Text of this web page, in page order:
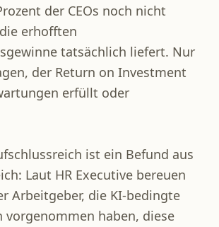
der CEOs noch nicht
erhofften
tatsächlich liefert. Nur
der Return on Investment
erfüllt oder
ist ein Befund aus
Laut HR Executive bereuen
Arbeitgeber, die KI-bedingte
vorgenommen haben, diese